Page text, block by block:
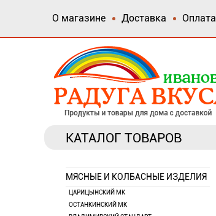
О магазине Доставка Оплата
КАТАЛОГ ТОВАРОВ
МЯСНЫЕ И КОЛБАСНЫЕ ИЗДЕЛИЯ
ЦАРИЦЫНСКИЙ МК
ОСТАНКИНСКИЙ МК